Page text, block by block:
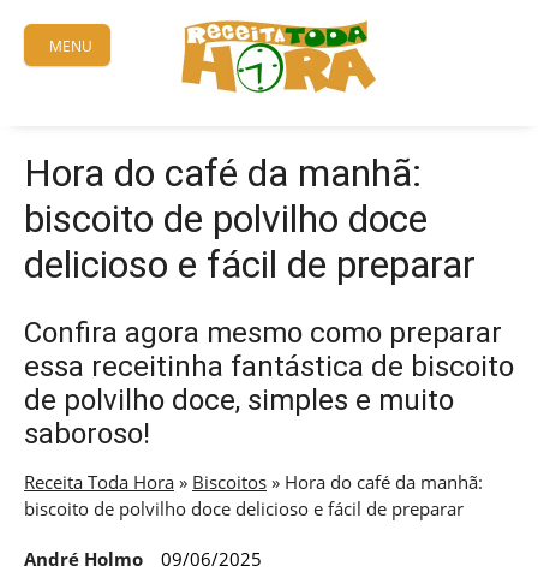
content
MENU
Hora do café da manhã:
biscoito de polvilho doce
delicioso e fácil de preparar
Confira agora mesmo como preparar
essa receitinha fantástica de biscoito
de polvilho doce, simples e muito
saboroso!
Receita Toda Hora » Biscoitos » Hora do café da manhã:
biscoito de polvilho doce delicioso e fácil de preparar
André Holmo 09/06/2025